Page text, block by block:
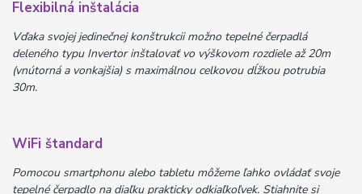
Flexibilná inštalácia
Vďaka svojej jedinečnej konštrukcii možno tepelné čerpadlá
deleného typu Invertor inštalovať vo výškovom rozdiele až 20m
(vnútorná a vonkajšia) s maximálnou celkovou dĺžkou potrubia
30m.
WiFi štandard
Pomocou smartphonu alebo tabletu môžeme ľahko ovládať svoje
tepelné čerpadlo na diaľku prakticky odkiaľkoľvek. Stiahnite si